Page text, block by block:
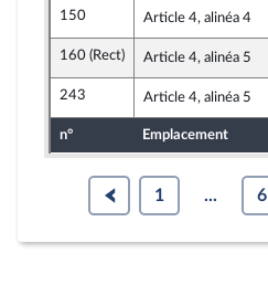
150 Article 4, alinéa 4
160 (Rect) Article 4, alinéa 5
243 Article 4, alinéa 5
n° Emplacement
1 ... 6